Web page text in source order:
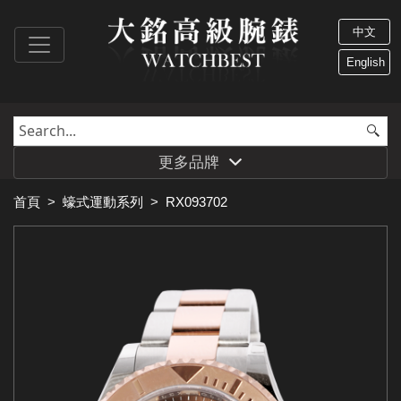
中文
English
更多品牌
首頁 > 蠔式運動系列 > RX093702